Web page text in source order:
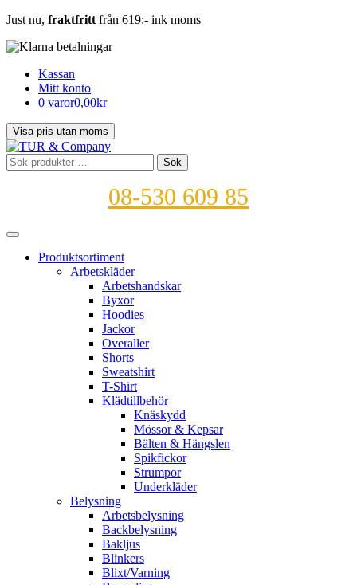
Just nu, fraktfritt från 619:- ink moms
Kassan
Mitt konto
0 varor0,00kr
Sök
efter:
Sök
08-530 609 85
Produktsortiment
Arbetskläder
Arbetshandskar
Byxor
Hoodies
Jackor
Overaller
Shorts
Sweatshirt
T-Shirt
Klädtillbehör
Knäskydd
Mössor & Kepsar
Bälten & Hängslen
Spikfickor
Strumpor
Underkläder
Belysning
Arbetsbelysning
Backbelysning
Bakljus
Blinkers
Blixt/Varning